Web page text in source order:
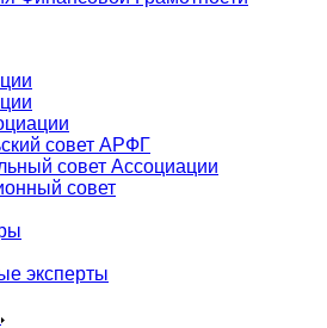
совет АРФГ
совет Ассоциации
совет
эксперты